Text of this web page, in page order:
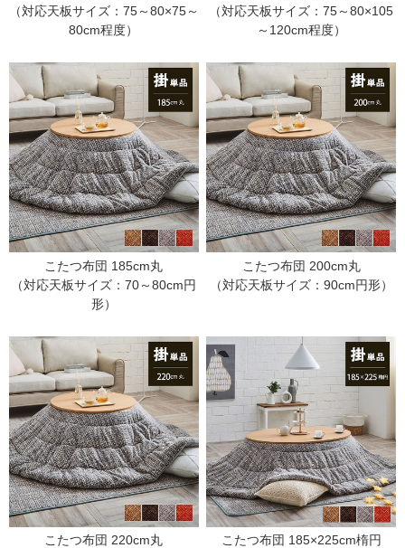
（対応天板サイズ：75～80×75～
80cm程度）
（対応天板サイズ：75～80×105
～120cm程度）
こたつ布団 185cm丸
（対応天板サイズ：70～80cm円
形）
こたつ布団 200cm丸
（対応天板サイズ：90cm円形）
こたつ布団 220cm丸
こたつ布団 185×225cm楕円